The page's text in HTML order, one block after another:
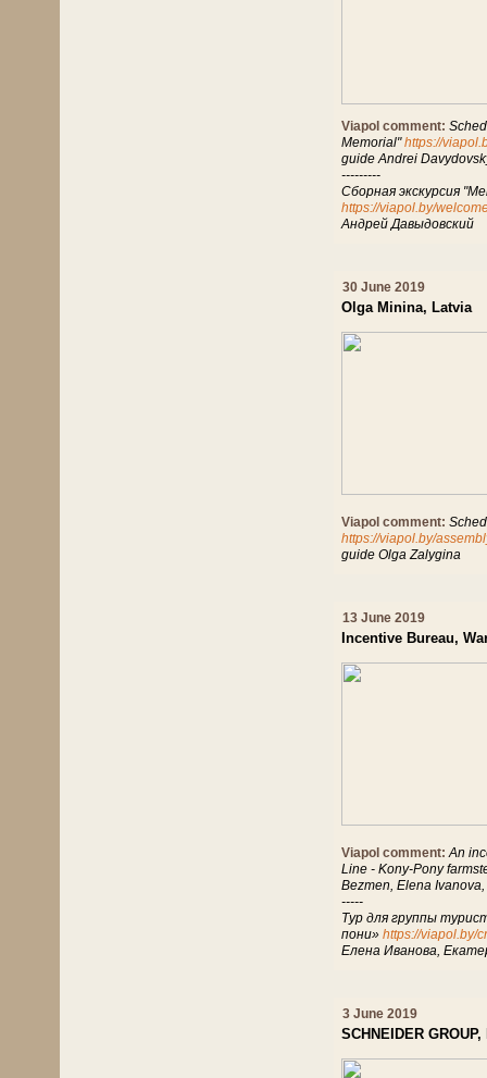
Viapol comment:
Memorial"https://
guide Andrei
---------
Сборная экскурсия
https://viapol.by/
Андрей Давыдовский
30 June 2019
Olga Minina, Latvia
Viapol comment:
https://viapol.by/
guide Olga Zalygina
13 June 2019
Incentive Bureau,
Viapol comment:An
Line - Kony-Pony
Bezmen, Elena
-----
Tур для группы
пони» https://viapol.by/
Елена Иванова,
3 June 2019
SCHNEIDER